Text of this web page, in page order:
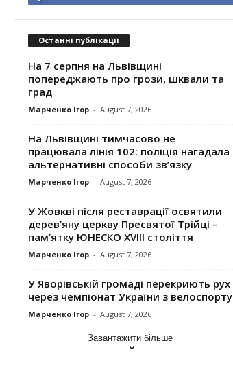
Останні публікації
На 7 серпня на Львівщині
попереджають про грози, шквали та
град
Марченко Ігор - August 7, 2026
На Львівщині тимчасово не
працювала лінія 102: поліція нагадала
альтернативні способи зв’язку
Марченко Ігор - August 7, 2026
У Жовкві після реставрації освятили
дерев’яну церкву Пресвятої Трійці –
пам’ятку ЮНЕСКО XVIII століття
Марченко Ігор - August 7, 2026
У Яворівській громаді перекриють рух
через чемпіонат України з велоспорту
Марченко Ігор - August 7, 2026
Завантажити більше